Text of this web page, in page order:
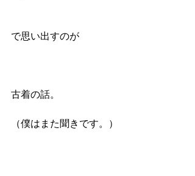
で思い出すのが
古着の話。
（僕はまた聞きです。）